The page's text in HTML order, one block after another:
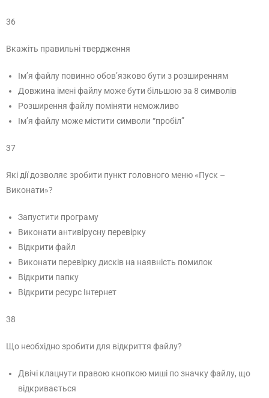
36
Вкажіть правильні твердження
Ім’я файлу повинно обов’язково бути з розширенням
Довжина імені файлу може бути більшою за 8 символів
Розширення файлу поміняти неможливо
Ім’я файлу може містити символи “пробіл”
37
Які дії дозволяє зробити пункт головного меню «Пуск –
Виконати»?
Запустити програму
Виконати антивірусну перевірку
Відкрити файл
Виконати перевірку дисків на наявність помилок
Відкрити папку
Відкрити ресурс Інтернет
38
Що необхідно зробити для відкриття файлу?
Двічі клацнути правою кнопкою миші по значку файлу, що
відкривається